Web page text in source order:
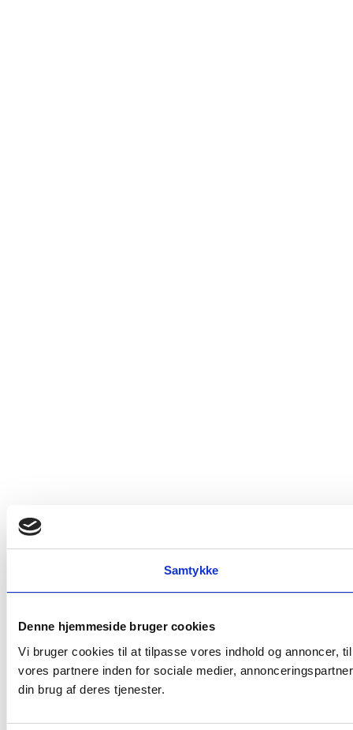
Samtykke
Denne hjemmeside bruger cookies
Vi bruger cookies til at tilpasse vores indhold og annoncer,
vores partnere inden for sociale medier,
din brug af deres tjenester.